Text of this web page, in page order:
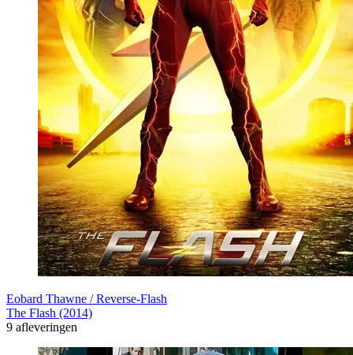
Eobard Thawne / Reverse-Flash
The Flash (2014)
9 afleveringen